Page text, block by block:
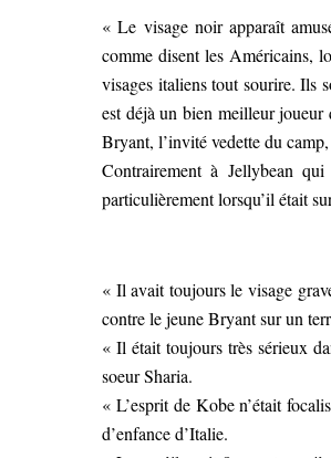
« Le visage noir apparaît
comme disent les Américains,
visages italiens tout sourire. Ils
est déjà un bien meilleur joueur
Bryant, l’invité vedette du
Contrairement à Jellybean
particulièrement lorsqu’il était
« Il avait toujours le visage
contre le jeune Bryant sur un
« Il était toujours très sérieux
soeur Sharia.
« L’esprit de Kobe n’était
d’enfance d’Italie.